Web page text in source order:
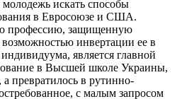
искать способы
в Евросоюзе и США.
профессию, защищенную
инвертации ее в
является главной
в Высшей школе Украины,
превратилось в рутинно-
с малым запросом